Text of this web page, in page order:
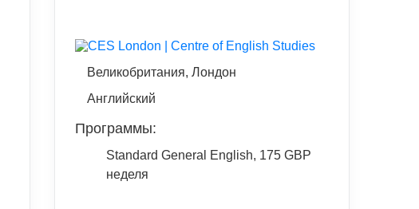
Великобритания, Лондон
Английский
Программы:
Standard General English, 175 GBP
неделя